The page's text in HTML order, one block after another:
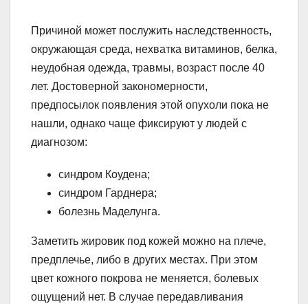
Причиной может послужить наследственность,
окружающая среда, нехватка витаминов, белка,
неудобная одежда, травмы, возраст после 40
лет. Достоверной закономерности,
предпосылок появления этой опухоли пока не
нашли, однако чаще фиксируют у людей с
диагнозом:
синдром Коудена;
синдром Гарднера;
болезнь Маделунга.
Заметить жировик под кожей можно на плече,
предплечье, либо в других местах. При этом
цвет кожного покрова не меняется, болевых
ощущений нет. В случае передавливания